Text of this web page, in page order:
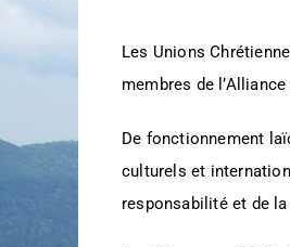
Les Unions
membres de
De fonctionnement
culturels et
responsabilité et de